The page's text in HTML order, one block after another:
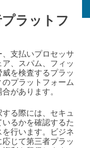
ラットフ
支払いプロセッサ
、スパム、フィッ
を検査するプラッ
プラットフォーム
があります。
る際には、セキュ
るかを確認するた
行います。ビジネ
じて第三者プラッ